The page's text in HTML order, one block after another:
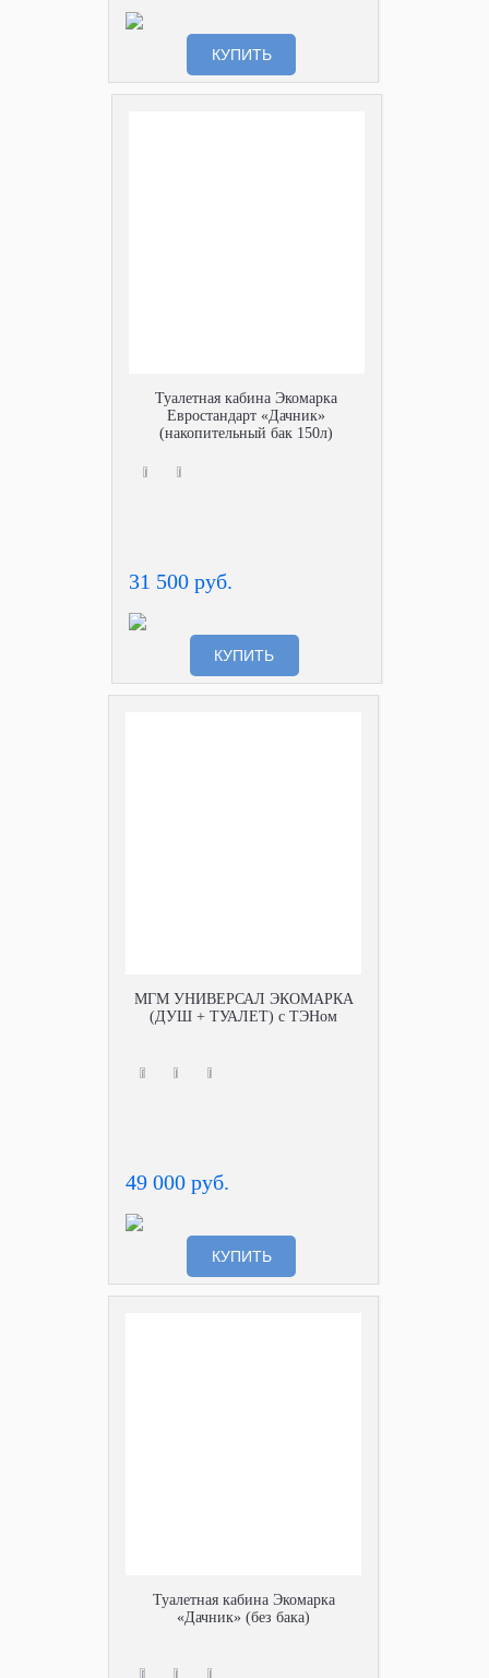
КУПИТЬ
Туалетная кабина Экомарка
Евростандарт «Дачник»
(накопительный бак 150л)
31 500 руб.
КУПИТЬ
МГМ УНИВЕРСАЛ ЭКОМАРКА
(ДУШ + ТУАЛЕТ) с ТЭНом
49 000 руб.
КУПИТЬ
Туалетная кабина Экомарка
«Дачник» (без бака)